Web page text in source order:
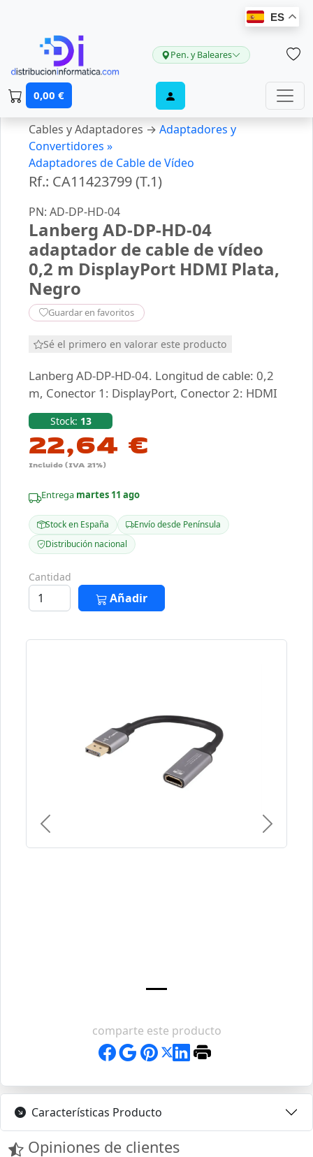
ES
Pen. y Baleares
0,00 €
Cables y Adaptadores → Adaptadores y
Convertidores »
Adaptadores de Cable de Vídeo
Rf.: CA11423799 (T.1)
PN: AD-DP-HD-04
Lanberg AD-DP-HD-04
adaptador de cable de vídeo
0,2 m DisplayPort HDMI Plata,
Negro
Guardar en favoritos
Sé el primero en valorar este producto
Lanberg AD-DP-HD-04. Longitud de cable: 0,2
m, Conector 1: DisplayPort, Conector 2: HDMI
Stock: 13
22,64 €
Incluido (IVA 21%)
Entrega martes 11 ago
Stock en España
Envío desde Península
Distribución nacional
Cantidad
Añadir
Previous Next
comparte este producto
Características Producto
Opiniones de clientes